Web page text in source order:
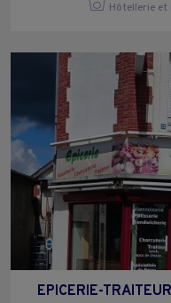
Hôtellerie
EPICERIE-